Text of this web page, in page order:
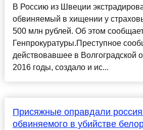
В Россию из Швеции
обвиняемый в хищении у
500 млн рублей. Об этом
Генпрокуратуры.Преступное
действовавшее в Волгоградской
2016 годы, создало и ис...
Присяжные оправдали
обвиняемого в убийстве